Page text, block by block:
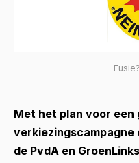
Met het plan voor een
de PvdA en